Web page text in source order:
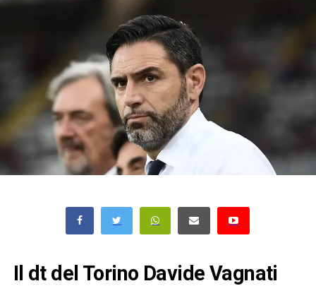
Il dt del Torino Davide Vagnati